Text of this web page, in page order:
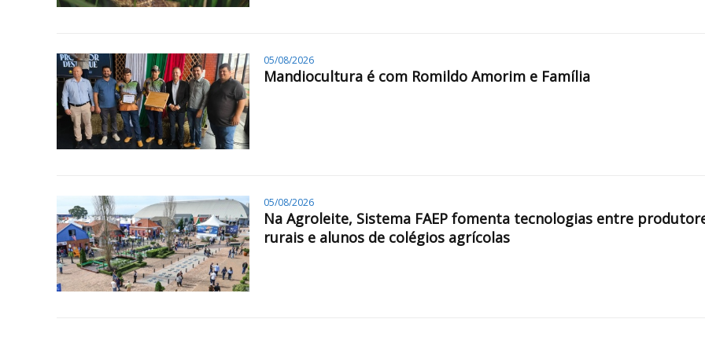
05/08/2026
Mandiocultura é com Romildo Amorim e Família
05/08/2026
Na Agroleite, Sistema FAEP fomenta tecnologias entre
rurais e alunos de colégios agrícolas